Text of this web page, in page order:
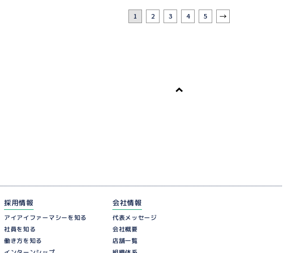
1 2 3 4 5
採用情報
アイアイファーマシーを知る
社員を知る
働き方を知る
会社情報
代表メッセージ
会社概要
店舗一覧